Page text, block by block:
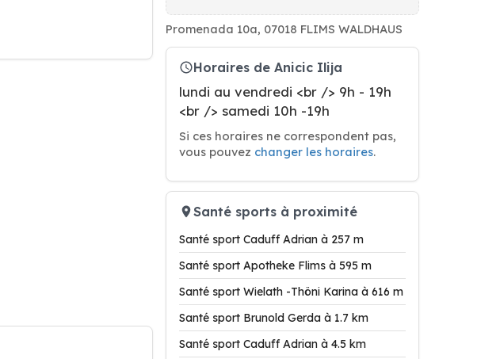
Promenada 10a, 07018 FLIMS WALDHAUS
Horaires de Anicic Ilija
lundi au vendredi <br /> 9h - 19h
<br /> samedi 10h -19h
Si ces horaires ne correspondent pas,
vous pouvez changer les horaires.
Santé sports à proximité
Santé sport Caduff Adrian à 257 m
Santé sport Apotheke Flims à 595 m
Santé sport Wielath -Thöni Karina à 616 m
Santé sport Brunold Gerda à 1.7 km
Santé sport Caduff Adrian à 4.5 km